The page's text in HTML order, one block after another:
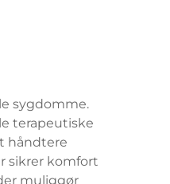
sygdomme.
terapeutiske
håndtere
sikrer komfort
muliggør